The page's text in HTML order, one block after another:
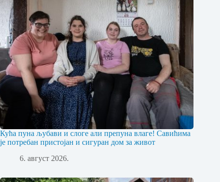
Кућа пуна љубави и слоге али препуна влаге! Савићима
је потребан пристојан и сигуран дом за живот
6. август 2026.